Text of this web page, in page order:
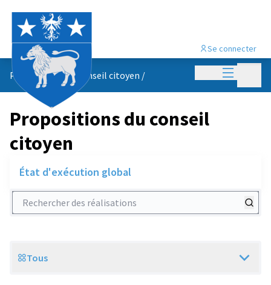
Menu
Se connecter
Propositions du conseil citoyen /
Propositions du conseil
citoyen
État d'exécution global
Rechercher des réalisations
Scope
Tous